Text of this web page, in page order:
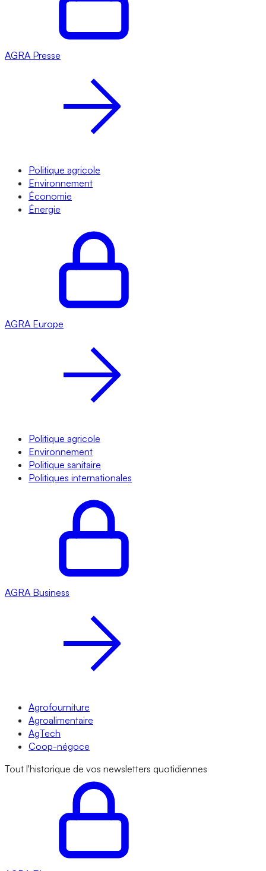
AGRA Presse
Politique agricole
Environnement
Économie
Énergie
AGRA Europe
Politique agricole
Environnement
Politique sanitaire
Politiques internationales
AGRA Business
Agrofourniture
Agroalimentaire
AgTech
Coop-négoce
Tout l'historique de vos newsletters quotidiennes